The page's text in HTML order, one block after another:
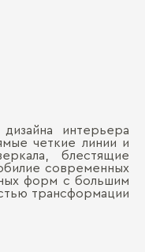
интерьера
четкие линии и
блестящие
современных
форм с большим
трансформации